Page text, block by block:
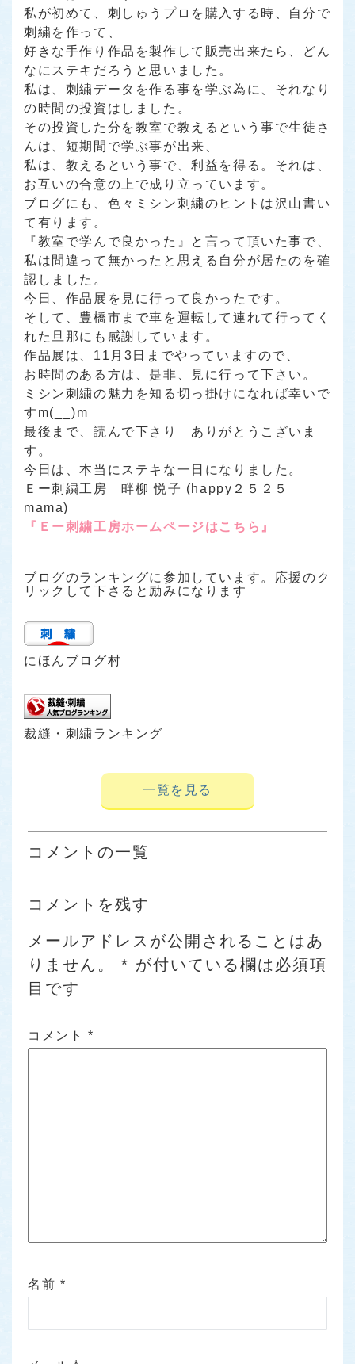
私が初めて、刺しゅうプロを購入する時、自分で
刺繍を作って、
好きな手作り作品を製作して販売出来たら、どん
なにステキだろうと思いました。
私は、刺繍データを作る事を学ぶ為に、それなり
の時間の投資はしました。
その投資した分を教室で教えるという事で生徒さ
んは、短期間で学ぶ事が出来、
私は、教えるという事で、利益を得る。それは、
お互いの合意の上で成り立っています。
ブログにも、色々ミシン刺繍のヒントは沢山書い
て有ります。
『教室で学んで良かった』と言って頂いた事で、
私は間違って無かったと思える自分が居たのを確
認しました。
今日、作品展を見に行って良かったです。
そして、豊橋市まで車を運転して連れて行ってく
れた旦那にも感謝しています。
作品展は、11月3日までやっていますので、
お時間のある方は、是非、見に行って下さい。
ミシン刺繍の魅力を知る切っ掛けになれば幸いで
すm(__)m
最後まで、読んで下さり ありがとうこざいま
す。
今日は、本当にステキな一日になりました。
Ｅー刺繍工房 畔柳 悦子 (happy２５２５
mama)
『Ｅー刺繍工房ホームページはこちら』
ブログのランキングに参加しています。応援のク
リックして下さると励みになります
にほんブログ村
裁縫・刺繍ランキング
一覧を見る
コメントの一覧
コメントを残す
メールアドレスが公開されることはあ
りません。
* が付いている欄は必須項
目です
コメント *
名前 *